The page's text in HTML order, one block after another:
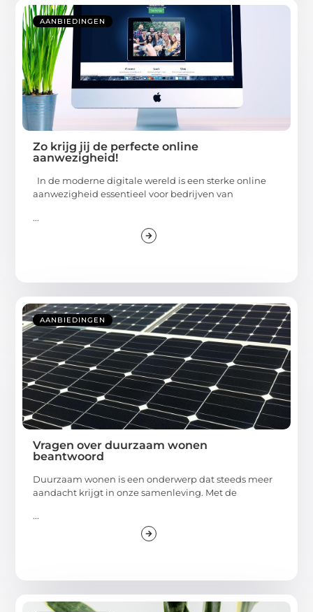
AANBIEDINGEN
Zo krijg jij de perfecte online
aanwezigheid!
In de moderne digitale wereld is een sterke online
aanwezigheid essentieel voor bedrijven van
...
AANBIEDINGEN
Vragen over duurzaam wonen
beantwoord
Duurzaam wonen is een onderwerp dat steeds meer
aandacht krijgt in onze samenleving. Met de
...